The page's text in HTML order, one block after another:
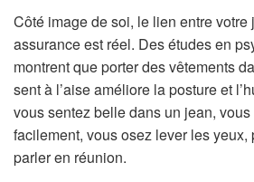
Côté image de soi, le lien entre votre
assurance est réel. Des études en
montrent que porter des vêtements
sent à l’aise améliore la posture et
vous sentez belle dans un jean,
facilement, vous osez lever les yeux,
parler en réunion.